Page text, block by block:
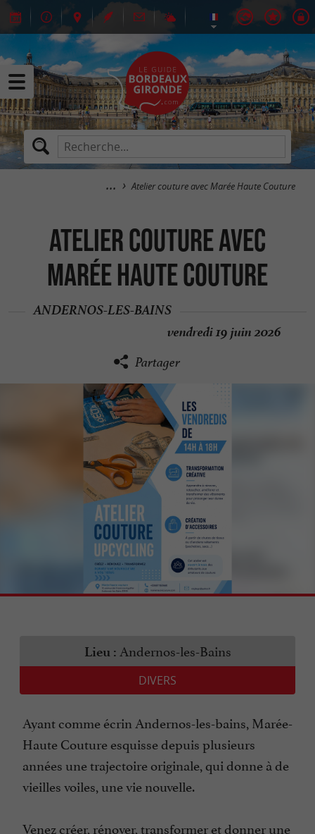
Atelier couture avec Marée Haute Couture
Atelier couture avec
Marée Haute Couture
ANDERNOS-LES-BAINS
vendredi 19 juin 2026
Partager
Lieu : Andernos-les-Bains
DIVERS
Ayant comme écrin Andernos-les-bains, Marée-
Haute Couture esquisse depuis plusieurs
années une trajectoire originale, qui donne à de
vieilles voiles, une vie nouvelle.
Venez créer, rénover, transformer et donner une